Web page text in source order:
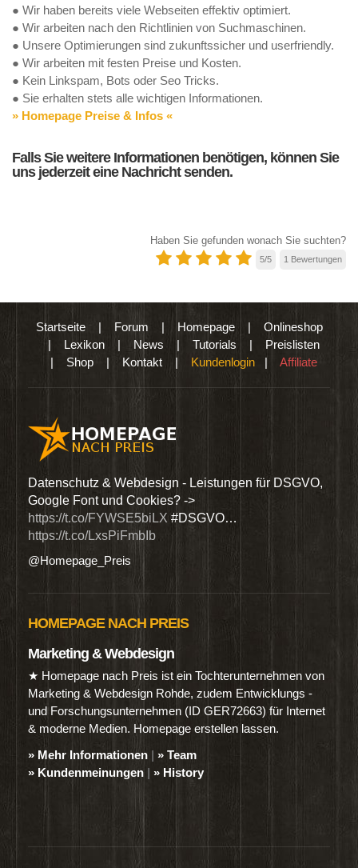
● Wir haben bereits viele Webseiten effektiv optimiert.
● Wir arbeiten nach den Richtlinien von Suchmaschinen.
● Unsere Optimierungen sind zukunftssicher und userfriendly.
● Wir arbeiten mit festen Preise und Kosten.
● Kein Linkspam, Bots oder Seo Tricks.
● Sie erhalten stets alle wichtigen Informationen.
» Homepage Preise & Infos «
Falls Sie weitere Informationen benötigen, können Sie
uns jederzeit eine Nachricht senden.
Haben Sie gefunden wonach Sie suchten?
5/5 1 Bewertungen
Startseite| Forum | Homepage| Onlineshop
| Lexikon | News | Tutorials | Preislisten
| Shop | Kontakt | Kundenlogin | Affiliate
Datenschutz & Webdesign - Leistungen für DSGVO,
Google Font und Cookies? ->
https://t.co/FYWSE5biLX #DSGVO…
https://t.co/LxsPiFmbIb
@Homepage_Preis
HOMEPAGE NACH PREIS
Marketing & Webdesign
★ Homepage nach Preis ist ein Tochterunternehmen von
Marketing & Webdesign Rohde, zudem Entwicklungs -
und Forschungsunternehmen (ID GER72663) für Internet
& moderne Medien. Homepage erstellen lassen.
» Mehr Informationen | » Team
» Kundenmeinungen | » History